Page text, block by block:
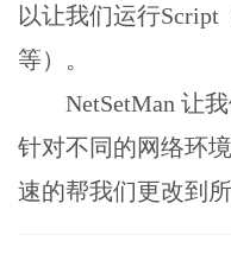
以让我们运行Script
等）。
NetSetMan 让我
针对不同的网络环
速的帮我们更改到